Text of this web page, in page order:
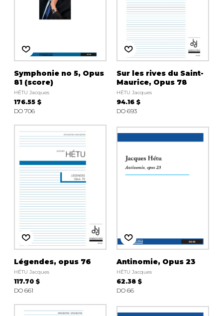
Symphonie no 5, Opus
81 (score)
HÉTU Jacques
176.55 $
DO 706
Sur les rives du Saint-
Maurice, Opus 78
HÉTU Jacques
94.16 $
DO 693
Légendes, opus 76
HÉTU Jacques
117.70 $
DO 661
Antinomie, Opus 23
HÉTU Jacques
62.38 $
DO 66